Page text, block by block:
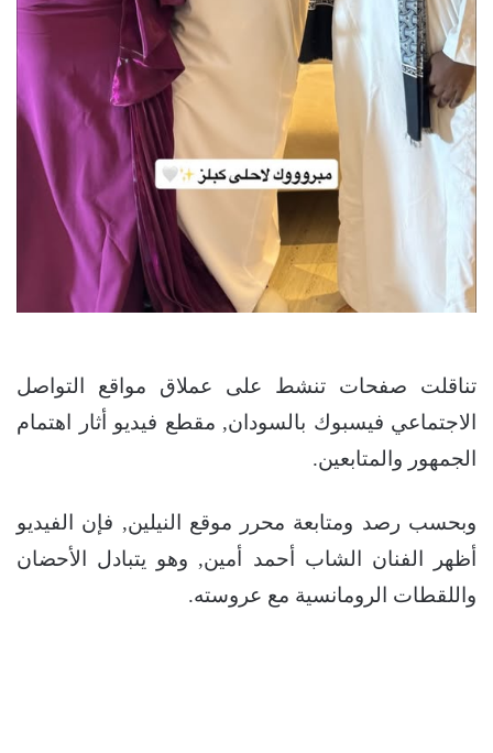
تناقلت صفحات تنشط على عملاق مواقع التواصل
الاجتماعي فيسبوك بالسودان, مقطع فيديو أثار اهتمام
الجمهور والمتابعين.
وبحسب رصد ومتابعة محرر موقع النيلين, فإن الفيديو
أظهر الفنان الشاب أحمد أمين, وهو يتبادل الأحضان
واللقطات الرومانسية مع عروسته.